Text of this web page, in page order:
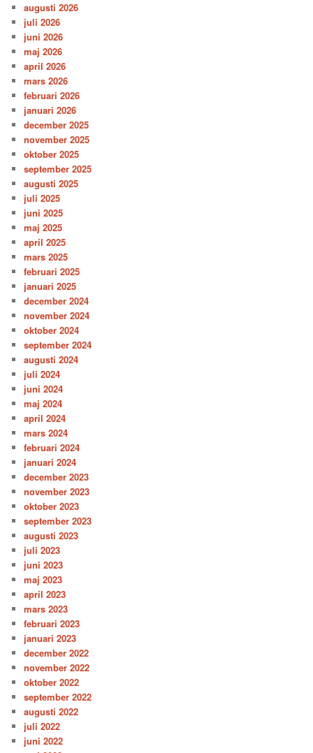
augusti 2026
juli 2026
juni 2026
maj 2026
april 2026
mars 2026
februari 2026
januari 2026
december 2025
november 2025
oktober 2025
september 2025
augusti 2025
juli 2025
juni 2025
maj 2025
april 2025
mars 2025
februari 2025
januari 2025
december 2024
november 2024
oktober 2024
september 2024
augusti 2024
juli 2024
juni 2024
maj 2024
april 2024
mars 2024
februari 2024
januari 2024
december 2023
november 2023
oktober 2023
september 2023
augusti 2023
juli 2023
juni 2023
maj 2023
april 2023
mars 2023
februari 2023
januari 2023
december 2022
november 2022
oktober 2022
september 2022
augusti 2022
juli 2022
juni 2022